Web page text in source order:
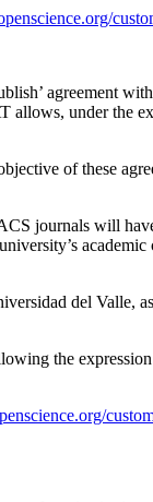
agreement
allows, under the
of these
journals will
del Valle,
the